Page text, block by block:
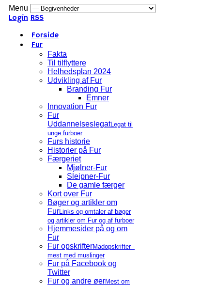
Menu
Login RSS
Forside
Fur
Fakta
Til tilflyttere
Helhedsplan 2024
Udvikling af Fur
Branding Fur
Emner
Innovation Fur
Fur
UddannelseslegatLegat til
unge furboer
Furs historie
Historier på Fur
Færgeriet
Mjølner-Fur
Sleipner-Fur
De gamle færger
Kort over Fur
Bøger og artikler om
FurLinks og omtaler af bøger
og artikler om Fur og af furboer
Hjemmesider på og om
Fur
Fur opskrifterMadopskrifter -
mest med muslinger
Fur på Facebook og
Twitter
Fur og andre øerMest om